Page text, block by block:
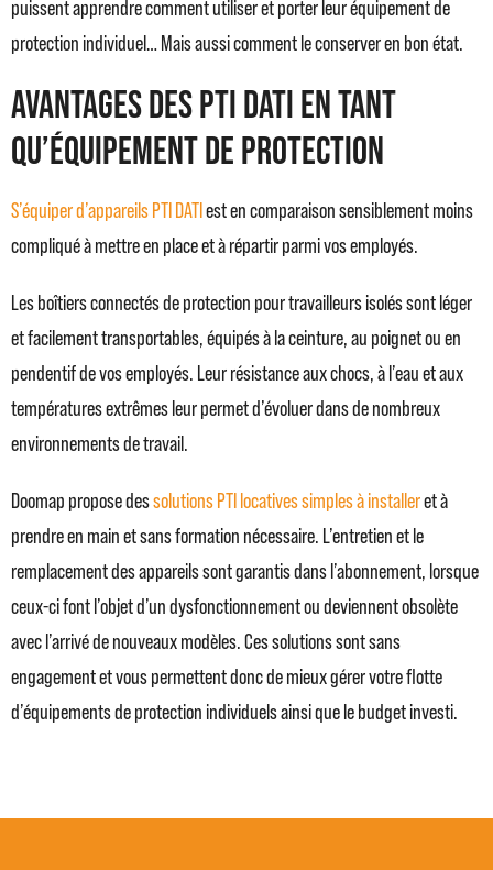
puissent apprendre comment utiliser et porter leur équipement de
protection individuel… Mais aussi comment le conserver en bon état.
Avantages des PTI DATI en tant
qu’équipement de protection
S’équiper d’appareils PTI DATI est en comparaison sensiblement moins
compliqué à mettre en place et à répartir parmi vos employés.
Les boîtiers connectés de protection pour travailleurs isolés sont léger
et facilement transportables, équipés à la ceinture, au poignet ou en
pendentif de vos employés. Leur résistance aux chocs, à l’eau et aux
températures extrêmes leur permet d’évoluer dans de nombreux
environnements de travail.
Doomap propose dessolutions PTI locatives simples à installeret à
prendre en main et sans formation nécessaire. L’entretien et le
remplacement des appareils sont garantis dans l’abonnement, lorsque
ceux-ci font l’objet d’un dysfonctionnement ou deviennent obsolète
avec l’arrivé de nouveaux modèles. Ces solutions sont sans
engagement et vous permettent donc de mieux gérer votre flotte
d’équipements de protection individuels ainsi que le budget investi.